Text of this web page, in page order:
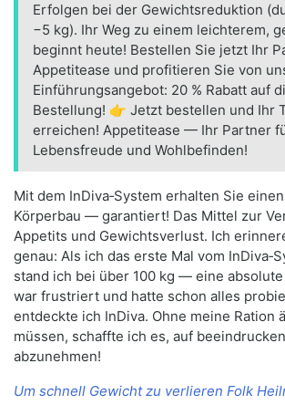
Erfolgen bei der Gewichtsreduktion
−5 kg). Ihr Weg zu einem leichterem,
beginnt heute! Bestellen Sie jetzt Ihr
Appetitease und profitieren Sie von
Einführungsangebot: 20 % Rabatt auf
Bestellung! 👉 Jetzt bestellen und Ihr
erreichen! Appetitease — Ihr Partner
Lebensfreude und Wohlbefinden!
Mit dem InDiva‑System erhalten Sie
Körperbau — garantiert! Das Mittel zur
Appetits und Gewichtsverlust. Ich
genau: Als ich das erste Mal vom
stand ich bei über 100 kg — eine
war frustriert und hatte schon alles
entdeckte ich InDiva. Ohne meine Ration
müssen, schaffte ich es, auf
abzunehmen!
Um schnell Gewicht zu verlieren Folk